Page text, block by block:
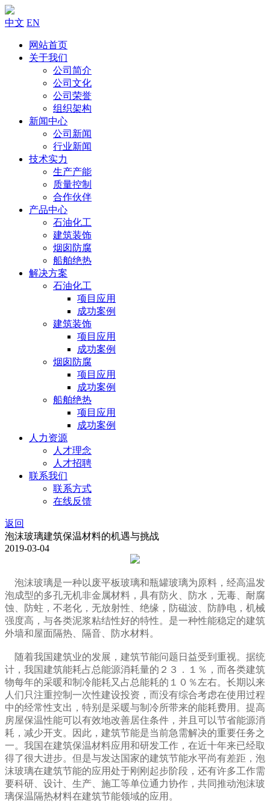
中文 EN
网站首页
关于我们
公司简介
公司文化
公司荣誉
组织架构
新闻中心
公司新闻
行业新闻
技术实力
生产产能
质量控制
合作伙伴
产品中心
石油化工
建筑装饰
烟囱防腐
船舶绝热
解决方案
石油化工
项目应用
成功案例
建筑装饰
项目应用
成功案例
烟囱防腐
项目应用
成功案例
船舶绝热
项目应用
成功案例
人力资源
人才理念
人才招聘
联系我们
联系方式
在线反馈
返回
泡沫玻璃建筑保温材料的机遇与挑战
2019-03-04
泡沫玻璃是一种以废平板玻璃和瓶罐玻璃为原料，经高温发
泡成型的多孔无机非金属材料，具有防火、防水，无毒、耐腐
蚀、防蛀，不老化，无放射性、绝缘，防磁波、防静电，机械
强度高，与各类泥浆粘结性好的特性。是一种性能稳定的建筑
外墙和屋面隔热、隔音、防水材料。
随着我国建筑业的发展，建筑节能问题日益受到重视。据统
计，我国建筑能耗占总能源消耗量的２３．１％，而各类建筑
物每年的采暖和制冷能耗又占总能耗的１０％左右。长期以来
人们只注重控制一次性建设投资，而没有综合考虑在使用过程
中的经常性支出，特别是采暖与制冷所带来的能耗费用。提高
房屋保温性能可以有效地改善居住条件，并且可以节省能源消
耗，减少开支。因此，建筑节能是当前急需解决的重要任务之
一。我国在建筑保温材料应用和研发工作，在近十年来已经取
得了很大进步。但是与发达国家的建筑节能水平尚有差距，泡
沫玻璃在建筑节能的应用处于刚刚起步阶段，还有许多工作需
要科研、设计、生产、施工等单位通力协作，共同推动泡沫玻
璃保温隔热材料在建筑节能领域的应用。